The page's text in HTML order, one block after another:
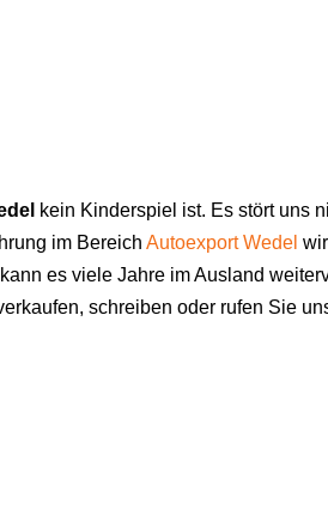
kein Kinderspiel ist. Es stört uns
im Bereich Autoexport Wedel
es viele Jahre im Ausland
schreiben oder rufen Sie